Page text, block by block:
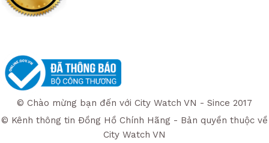
© Chào mừng bạn đến với City Watch VN - Since 2017
© Kênh thông tin Đồng Hồ Chính Hãng - Bản quyền thuộc về
City Watch VN